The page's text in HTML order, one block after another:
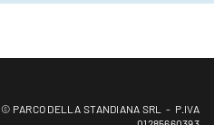
© PARCO DELLA STANDIANA SRL - P.IVA